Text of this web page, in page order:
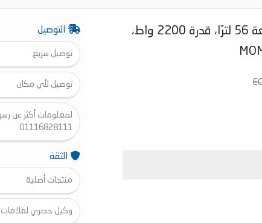
فرن كهربائي من كينوود، سعة 56 لترًا، قدرة 2200 واط،
التوصيل
توصيل سريع
توصيل لأي مكان
لمعلومات أكثر عن
01116828111
الثقة
منتجات أصلية
وكيل حصري لعلامات